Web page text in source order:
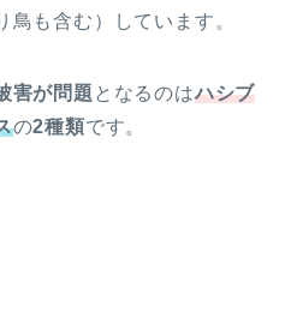
も含む）しています。
害が問題 となるのはハシブ
の2種類です。